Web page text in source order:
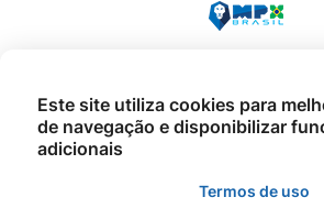
Este site utiliza cookies para
de navegação e disponibilizar
adicionais
Termos de uso